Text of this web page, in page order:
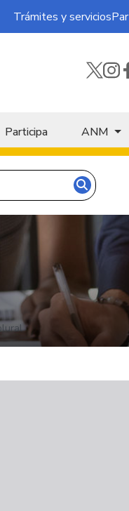
Trámites y servicios
Participa ANM